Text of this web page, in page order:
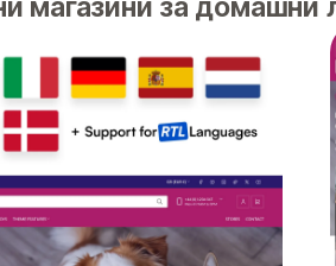
магазини за